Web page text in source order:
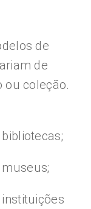
de
de
ou coleção.